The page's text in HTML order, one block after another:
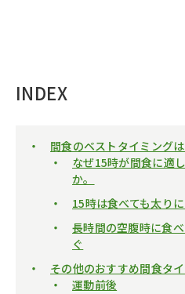
INDEX
間食のベストタイミングは
なぜ15時が間食に適
か。
15時は食べても太り
長時間の空腹時に食
ぐ
その他のおすすめ間食タ
運動前後